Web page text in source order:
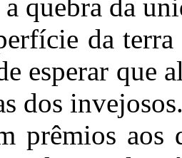
quebra da
da terra
esperar que
dos
prêmios aos